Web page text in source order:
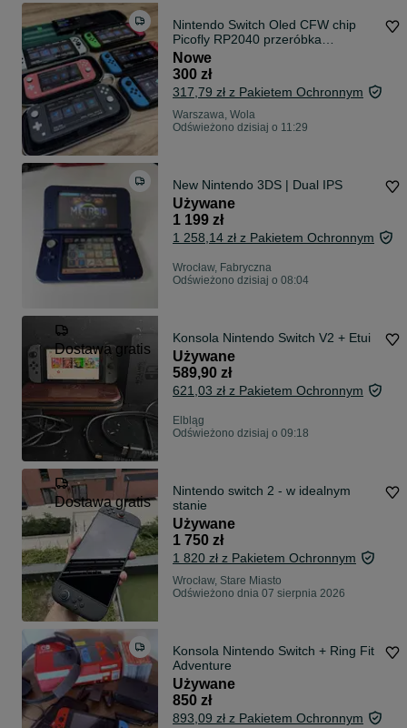
Nintendo Switch Oled CFW chip
Picofly RP2040 przeróbka
Atmoshpere Hekate modowanie
kamikaze
Nowe
300 zł
317,79 zł z Pakietem Ochronnym
Warszawa, Wola
Odświeżono dzisiaj o 11:29
New Nintendo 3DS | Dual IPS
Używane
1 199 zł
1 258,14 zł z Pakietem Ochronnym
Wrocław, Fabryczna
Odświeżono dzisiaj o 08:04
Dostawa gratis
Konsola Nintendo Switch V2 + Etui
Używane
589,90 zł
621,03 zł z Pakietem Ochronnym
Elbląg
Odświeżono dzisiaj o 09:18
Dostawa gratis
Nintendo switch 2 - w idealnym
stanie
Używane
1 750 zł
1 820 zł z Pakietem Ochronnym
Wrocław, Stare Miasto
Odświeżono dnia 07 sierpnia 2026
Konsola Nintendo Switch + Ring Fit
Adventure
Używane
850 zł
893,09 zł z Pakietem Ochronnym